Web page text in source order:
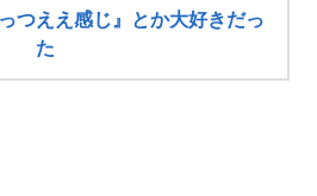
つええ感じ』とか大好きだっ
た